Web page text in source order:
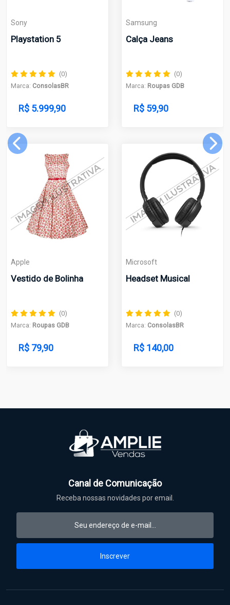
Sony
Playstation 5
(0)
Marca: ConsolasBR
R$ 5.999,90
Samsung
Calça Jeans
(0)
Marca: Roupas GDB
R$ 59,90
Apple
Vestido de Bolinha
(0)
Marca: Roupas GDB
R$ 79,90
Microsoft
Headset Musical
(0)
Marca: ConsolasBR
R$ 140,00
Canal de Comunicação
Receba nossas novidades por email.
Inscrever